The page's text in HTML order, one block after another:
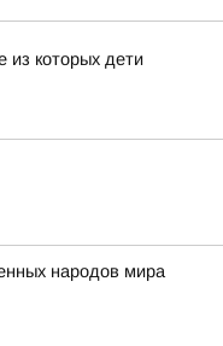
из которых дети
народов мира